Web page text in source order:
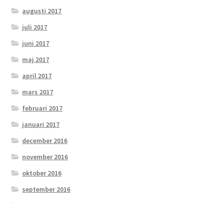
augusti 2017
juli 2017
juni 2017
maj 2017
april 2017
mars 2017
februari 2017
januari 2017
december 2016
november 2016
oktober 2016
september 2016